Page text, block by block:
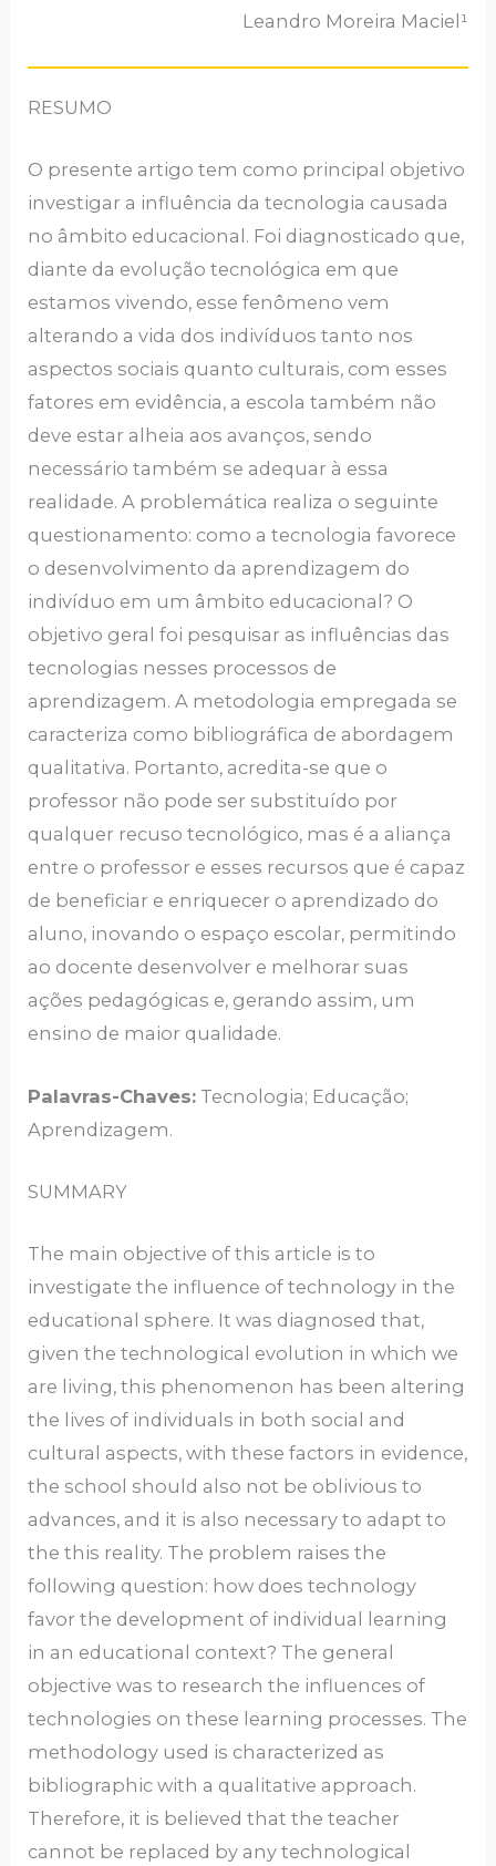
Leandro Moreira Maciel¹
RESUMO
O presente artigo tem como principal objetivo
investigar a influência da tecnologia causada
no âmbito educacional. Foi diagnosticado que,
diante da evolução tecnológica em que
estamos vivendo, esse fenômeno vem
alterando a vida dos indivíduos tanto nos
aspectos sociais quanto culturais, com esses
fatores em evidência, a escola também não
deve estar alheia aos avanços, sendo
necessário também se adequar à essa
realidade. A problemática realiza o seguinte
questionamento: como a tecnologia favorece
o desenvolvimento da aprendizagem do
indivíduo em um âmbito educacional? O
objetivo geral foi pesquisar as influências das
tecnologias nesses processos de
aprendizagem. A metodologia empregada se
caracteriza como bibliográfica de abordagem
qualitativa. Portanto, acredita-se que o
professor não pode ser substituído por
qualquer recuso tecnológico, mas é a aliança
entre o professor e esses recursos que é capaz
de beneficiar e enriquecer o aprendizado do
aluno, inovando o espaço escolar, permitindo
ao docente desenvolver e melhorar suas
ações pedagógicas e, gerando assim, um
ensino de maior qualidade.
Palavras-Chaves: Tecnologia; Educação;
Aprendizagem.
SUMMARY
The main objective of this article is to
investigate the influence of technology in the
educational sphere. It was diagnosed that,
given the technological evolution in which we
are living, this phenomenon has been altering
the lives of individuals in both social and
cultural aspects, with these factors in evidence,
the school should also not be oblivious to
advances, and it is also necessary to adapt to
the this reality. The problem raises the
following question: how does technology
favor the development of individual learning
in an educational context? The general
objective was to research the influences of
technologies on these learning processes. The
methodology used is characterized as
bibliographic with a qualitative approach.
Therefore, it is believed that the teacher
cannot be replaced by any technological